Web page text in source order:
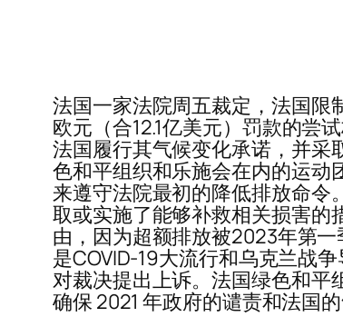
法国一家法院周五裁定，法国限
欧元（合12.1亿美元）罚款的尝
法国履行其气候变化承诺，并采
色和平组织和乐施会在内的运动
来遵守法院最初的降低排放命令
取或实施了能够补救相关损害的
由，因为超额排放被2023年第
是COVID-19大流行和乌克兰战
对裁决提出上诉。法国绿色和平
确保 2021 年政府的谴责和法国